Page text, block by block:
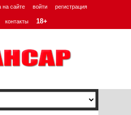
на сайте войти регистрация
контакты 18+